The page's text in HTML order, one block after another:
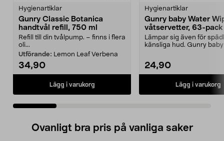
Hygienartiklar
Gunry Classic Botanica
handtvål refill, 750 ml
Refill till din tvålpump. – finns i flera
oli...
Utförande: Lemon Leaf Verbena
34,90
Lägg i varukorg
Hygienartiklar
Gunry baby Water
våtservetter, 63-pack
Lämpar sig även för
känsliga hud. Gunry
24,90
Lägg i varukorg
Ovanligt bra pris på vanliga saker